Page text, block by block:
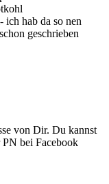
ich hab da so nen
geschrieben
von Dir. Du kannst
bei Facebook